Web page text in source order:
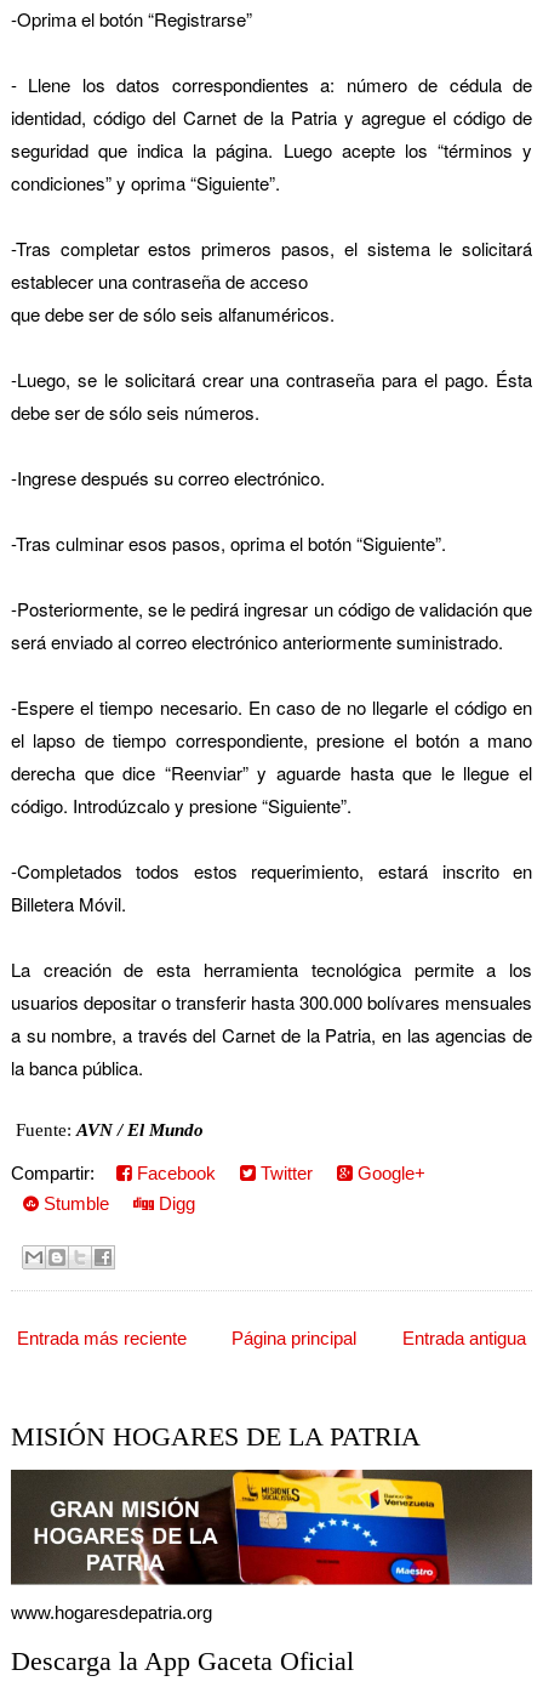
-Oprima el botón “Registrarse”
- Llene los datos correspondientes a: número de cédula de
identidad, código del Carnet de la Patria y agregue el código de
seguridad que indica la página. Luego acepte los “términos y
condiciones” y oprima “Siguiente”.
-Tras completar estos primeros pasos, el sistema le solicitará
establecer una contraseña de acceso
que debe ser de sólo seis alfanuméricos.
-Luego, se le solicitará crear una contraseña para el pago. Ésta
debe ser de sólo seis números.
-Ingrese después su correo electrónico.
-Tras culminar esos pasos, oprima el botón “Siguiente”.
-Posteriormente, se le pedirá ingresar un código de validación que
será enviado al correo electrónico anteriormente suministrado.
-Espere el tiempo necesario. En caso de no llegarle el código en
el lapso de tiempo correspondiente, presione el botón a mano
derecha que dice “Reenviar” y aguarde hasta que le llegue el
código. Introdúzcalo y presione “Siguiente”.
-Completados todos estos requerimiento, estará inscrito en
Billetera Móvil.
La creación de esta herramienta tecnológica permite a los
usuarios depositar o transferir hasta 300.000 bolívares mensuales
a su nombre, a través del Carnet de la Patria, en las agencias de
la banca pública.
Fuente: AVN / El Mundo
Compartir: Facebook Twitter
Google+
Stumble
Digg
Entrada más reciente Entrada antigua
Página principal
MISIÓN HOGARES DE LA PATRIA
www.hogaresdepatria.org
Descarga la App Gaceta Oficial